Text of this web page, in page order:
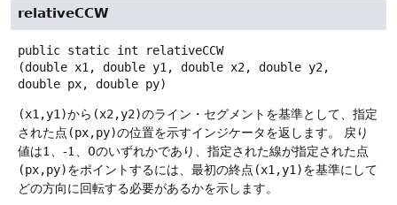
relativeCCW
public static int
relativeCCW
(double x1, double y1, double x2, double y2,
double px, double py)
(x1,y1)から (x2,y2)のライン・セグメントを基準として、指定
された点 (px,py)の位置を示すインジケータを返します。
戻り
値は1、-1、0のいずれかであり、指定された線が指定された点
(px,py)をポイントするには、最初の終点 (x1,y1)を基準にして
どの方向に回転する必要があるかを示します。